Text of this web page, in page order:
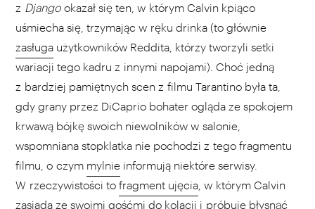
z Djangookazał się ten, w którym Calvin kpiąco
uśmiecha się, trzymając w ręku drinka (to głównie
zasługa użytkowników Reddita, którzy tworzyli setki
wariacji tego kadru z innymi napojami). Choć jedną
z bardziej pamiętnych scen z filmu Tarantino była ta,
gdy grany przez DiCaprio bohater ogląda ze spokojem
krwawą bójkę swoich niewolników w salonie,
wspomniana stopklatka nie pochodzi z tego fragmentu
filmu, o czym mylnie informują niektóre serwisy.
W rzeczywistości to fragment ujęcia , w którym Calvin
zasiada ze swoimi gośćmi do kolacji i próbuje błysnąć